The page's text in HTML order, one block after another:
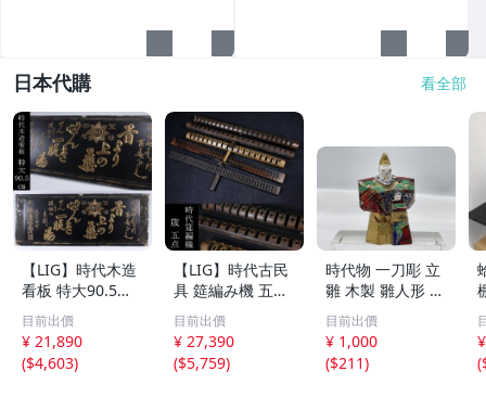
日本代購 看全部
【LIG】時代木造
看板 特大90.5㎝
金彩 本舗 高田徳
左衛門 古美術品
2606.676
目前出價
¥ 21,890
($4,603)
【LIG】時代古民
具 筵編み機 五点
むしろ編み 筬 お
さ 農具 古道具 26
04.458
目前出價
¥ 27,390
($5,759)
時代物 一刀彫 立
雛 木製 雛人形 木
彫彩色 小型 2.2×
3.5×H5.7cm ひな
祭り 郷土玩具 木
工芸 置物 木彫人
目前出價
¥ 1,000
($211)
(